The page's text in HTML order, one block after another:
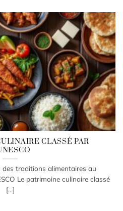
CLASSÉ PAR
des traditions alimentaires au
Le patrimoine culinaire classé
[...]